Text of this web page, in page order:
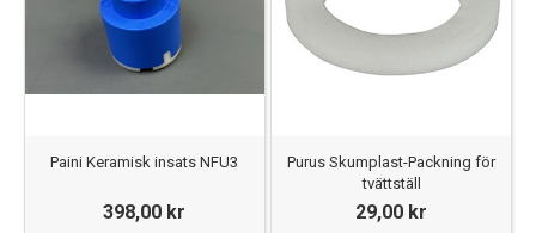
Paini Keramisk insats NFU3
398,00 kr
Purus Skumplast-Packning för
tvättställ
29,00 kr